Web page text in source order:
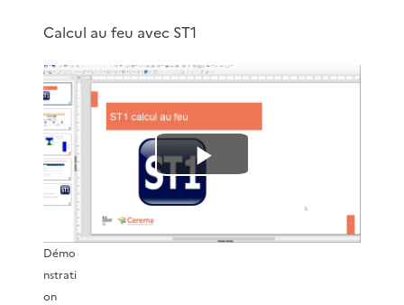
Calcul au feu avec ST1
L
Démo
nstrati
on